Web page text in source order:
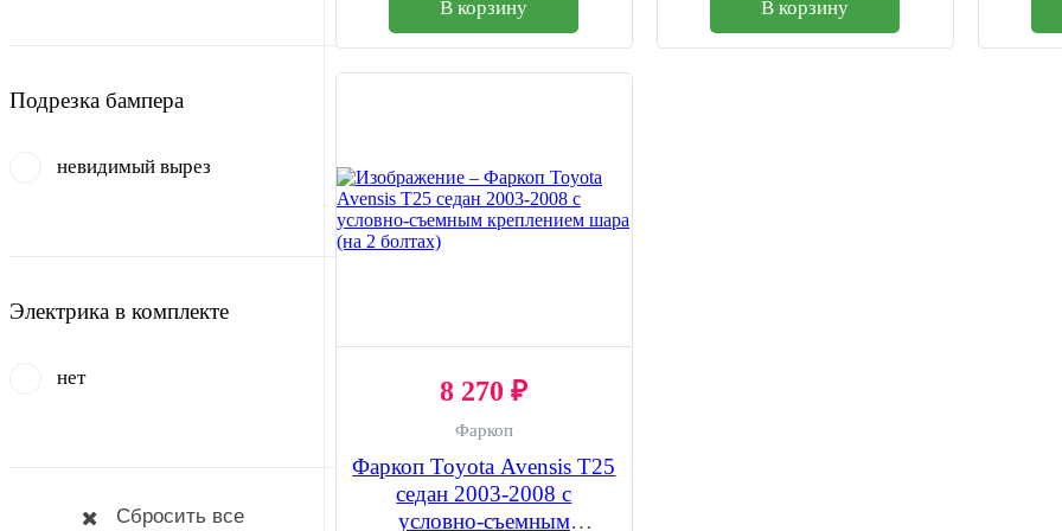
Подрезка бампера
невидимый вырез
Электрика в комплекте
нет
В корзину В корзину
8 270 ₽
Фаркоп
Фаркоп Toyota Avensis Т25
седан 2003-2008 с
условно-съемным